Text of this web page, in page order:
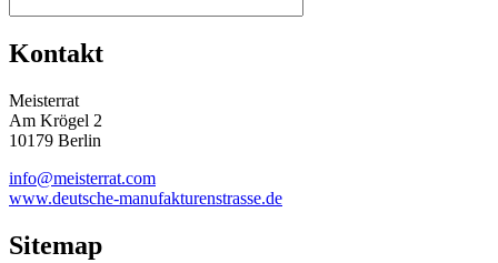
Kontakt
Meisterrat
Am Krögel 2
10179 Berlin
info@meisterrat.com
www.deutsche-manufakturenstrasse.de
Sitemap